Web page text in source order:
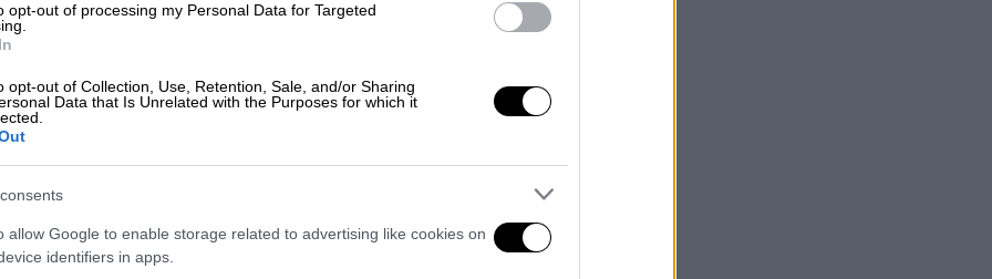
opt-out of processing my Personal Data for Targeted
opt-out of Collection, Use, Retention, Sale, and/or Sharing
Data that Is Unrelated with the Purposes for which it
allow Google to enable storage related to advertising like cookies on
identifiers in apps.
στηλίτευσε την «παράνομη
αντίκτυπο σε ΝΑΤΟ και Ε.Ε.». «Η
τις δεσμεύσεις της. Διάλογος υπό
προσέλθει σε διάλογο με
κατάφωρα τα κυριαρχικά
αλλά και το εμπάργκο όπλων στο
πλευρά του ο επικεφαλής της